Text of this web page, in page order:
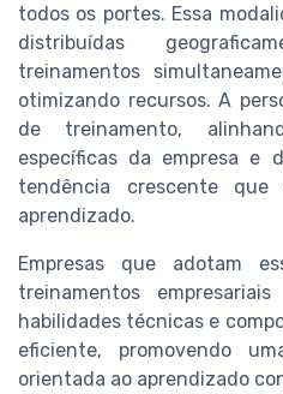
todos os portes. Essa
distribuídas
treinamentos
otimizando recursos. A
de treinamento,
específicas da empresa e
tendência crescente
aprendizado.
Empresas que adotam
treinamentos
habilidades técnicas e
eficiente, promovendo
orientada ao aprendizado